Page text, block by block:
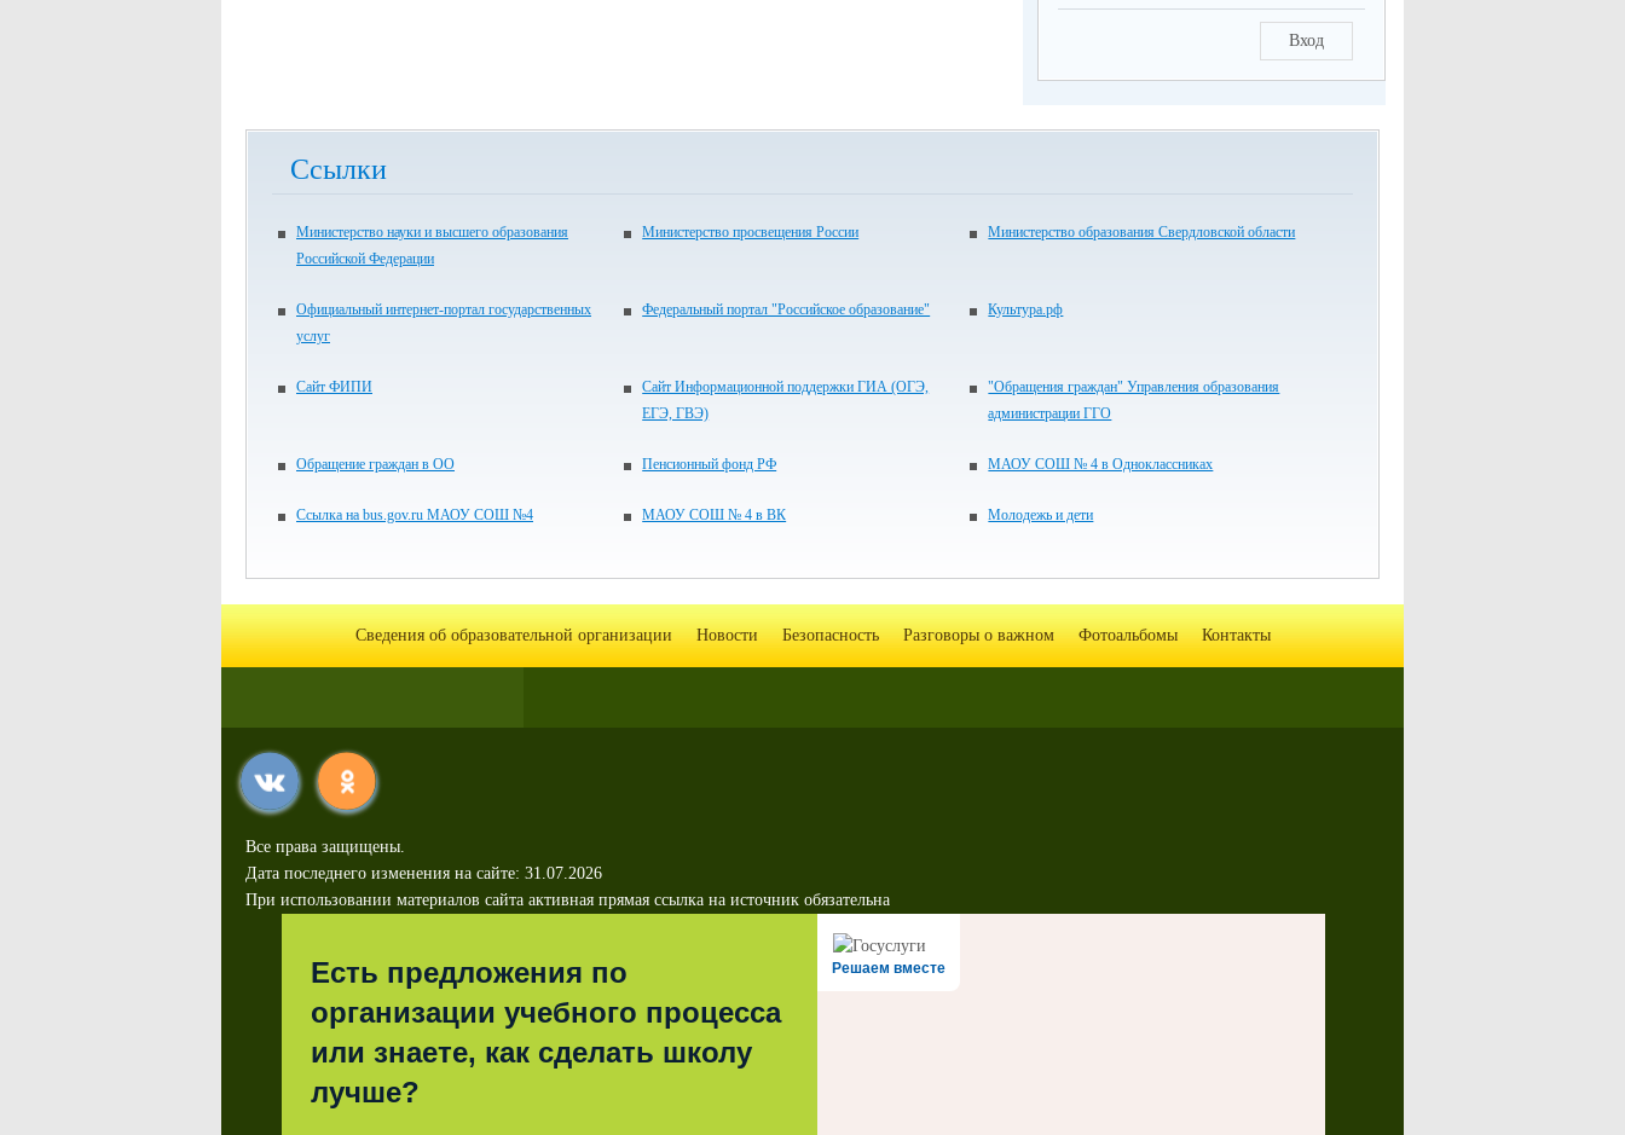
Вход
Ссылки
Министерство науки и высшего образования
Российской Федерации
Министерство просвещения России Министерство образования Свердловской области
Официальный интернет-портал государственных
услуг
Федеральный портал "Российское образование" Культура.рф
Сайт ФИПИ
Сайт Информационной поддержки ГИА (ОГЭ,
ЕГЭ, ГВЭ)
"Обращения граждан" Управления образования
администрации ГГО
Обращение граждан в ОО Пенсионный фонд РФ МАОУ СОШ № 4 в Одноклассниках
Ссылка на bus.gov.ru МАОУ СОШ №4 МАОУ СОШ № 4 в ВК Молодежь и дети
Сведения об образовательной организации Новости Безопасность Разговоры о важном Фотоальбомы Контакты
Все права защищены.
Дата последнего изменения на сайте: 31.07.2026
При использовании материалов сайта активная прямая ссылка на источник обязательна
Решаем вместе
Есть предложения по
организации учебного процесса
или знаете, как сделать школу
лучше?